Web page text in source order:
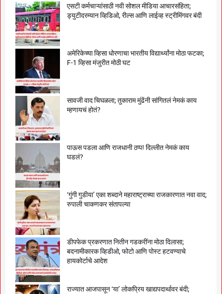
एसटी कर्मचाऱ्यांसाठी नवी सोशल मीडिया आचारसंहिता;
ड्युटीदरम्यान व्हिडिओ, रील्स आणि लाईव्ह स्ट्रीमिंगवर बंदी
अमेरिकेच्या व्हिसा धोरणाचा भारतीय विद्यार्थ्यांना मोठा फटका;
F-1 व्हिसा मंजुरीत मोठी घट
सावजी वाद चिघळला; तुकाराम मुंढेंनी सांगितलं नेमकं काय
म्हणायचं होतं?
पाऊस पडला आणि राजधानी ठप्प! दिल्लीत नेमकं काय
घडलं?
‘गुंगी गुडीया’ एका शब्दाने महाराष्ट्राच्या राजकारणात नवा वाद;
रुपाली चाकणकर संतापल्या
डीपफेक प्रकरणात नितीन गडकरींना मोठा दिलासा;
बदनामीकारक व्हिडीओ, फोटो आणि पोस्ट हटवण्याचे
हायकोर्टाचे आदेश
राज्यात आजपासून ‘या’ लोकप्रिय खाद्यपदार्थावर बंदी;